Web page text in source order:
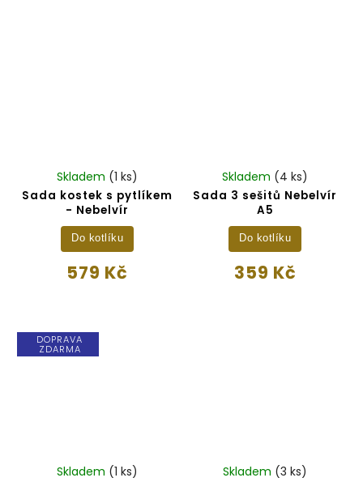
Sada kostek s pytlíkem
- Nebelvír
Skladem (1 ks)
579 Kč
Do kotlíku
Sada 3 sešitů Nebelvír
A5
Skladem (4 ks)
359 Kč
Do kotlíku
DOPRAVA
ZDARMA
Skladem (1 ks) Skladem (3 ks)